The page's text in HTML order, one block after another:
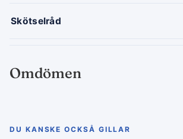
Skötselråd
Omdömen
DU KANSKE OCKSÅ GILLAR